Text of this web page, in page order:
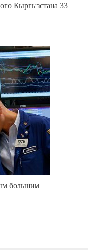
Кыргызстана 33
большим